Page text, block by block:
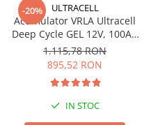
-20% ULTRACELL
Acumulator VRLA Ultracell
Deep Cycle GEL 12V, 100Ah
UCG100-12 F10
1.115,78 RON
895,52 RON
IN STOC